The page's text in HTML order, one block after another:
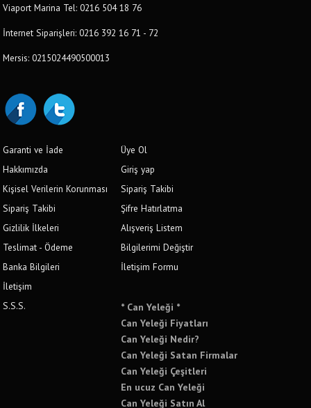
Viaport Marina Tel: 0216 504 18 76
İnternet Siparişleri: 0216 392 16 71 - 72
Mersis: 0215024490500013
Garanti ve İade
Hakkımızda
Kişisel Verilerin Korunması
Sipariş Takibi
Gizlilik İlkeleri
Teslimat - Ödeme
Banka Bilgileri
İletişim
S.S.S.
Üye Ol
Giriş yap
Sipariş Takibi
Şifre Hatırlatma
Alışveriş Listem
Bilgilerimi Değiştir
İletişim Formu
* Can Yeleği *
Can Yeleği Fiyatları
Can Yeleği Nedir?
Can Yeleği Satan Firmalar
Can Yeleği Çeşitleri
En ucuz Can Yeleği
Can Yeleği Satın Al